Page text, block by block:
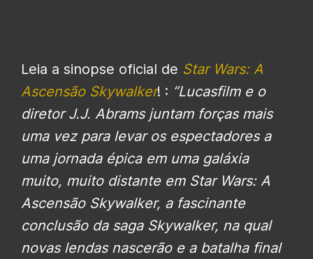
Leia a sinopse oficial de Star Wars: A
Ascensão Skywalker! : “Lucasfilm e o
diretor J.J. Abrams juntam forças mais
uma vez para levar os espectadores a
uma jornada épica em uma galáxia
muito, muito distante em Star Wars: A
Ascensão Skywalker, a fascinante
conclusão da saga Skywalker, na qual
novas lendas nascerão e a batalha final